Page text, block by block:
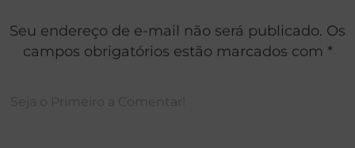
Seu endereço de e-mail não será publicado. Os
campos obrigatórios estão marcados com *